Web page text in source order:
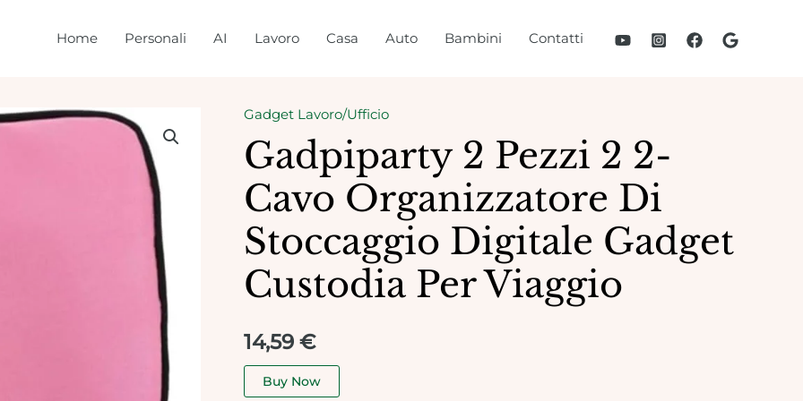
Home Personali AI Lavoro Casa Auto Bambini Contatti
Gadget Lavoro/Ufficio
Gadpiparty 2 Pezzi 2 2-
Cavo Organizzatore Di
Stoccaggio Digitale Gadget
Custodia Per Viaggio
14,59 €
Buy Now